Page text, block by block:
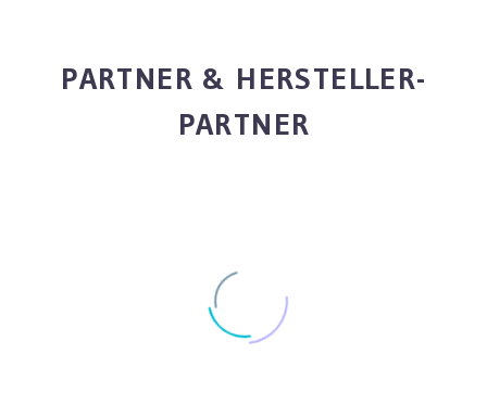
PARTNER & HERSTELLER-
PARTNER